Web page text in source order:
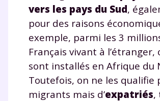
vers les pays du Sud,
pour des raisons
exemple, parmi les 3
Français vivant à l’étranger,
sont installés en Afrique du
Toutefois, on ne les qualifie
migrants mais d’expatriés,